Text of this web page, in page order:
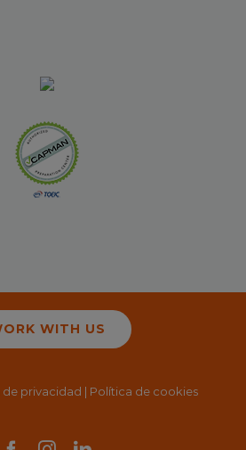
WITH US
de privacidad | Política de cookies